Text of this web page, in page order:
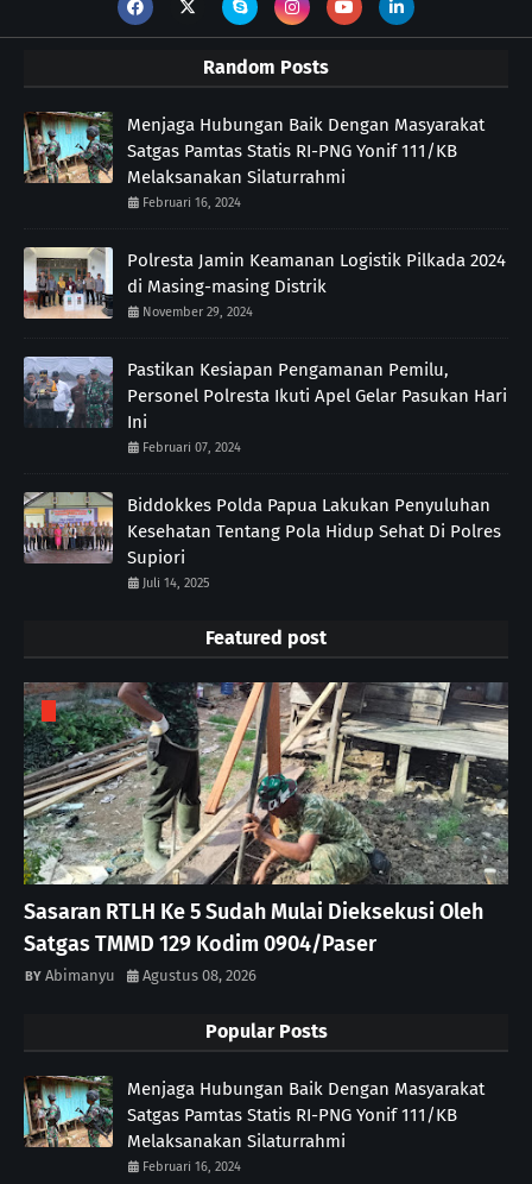
Random Posts
Menjaga Hubungan Baik Dengan Masyarakat
Satgas Pamtas Statis RI-PNG Yonif 111/KB
Melaksanakan Silaturrahmi
Februari 16, 2024
Polresta Jamin Keamanan Logistik Pilkada 2024
di Masing-masing Distrik
November 29, 2024
Pastikan Kesiapan Pengamanan Pemilu,
Personel Polresta Ikuti Apel Gelar Pasukan Hari
Ini
Februari 07, 2024
Biddokkes Polda Papua Lakukan Penyuluhan
Kesehatan Tentang Pola Hidup Sehat Di Polres
Supiori
Juli 14, 2025
Featured post
Sasaran RTLH Ke 5 Sudah Mulai Dieksekusi Oleh
Satgas TMMD 129 Kodim 0904/Paser
Abimanyu Agustus 08, 2026
Popular Posts
Menjaga Hubungan Baik Dengan Masyarakat
Satgas Pamtas Statis RI-PNG Yonif 111/KB
Melaksanakan Silaturrahmi
Februari 16, 2024